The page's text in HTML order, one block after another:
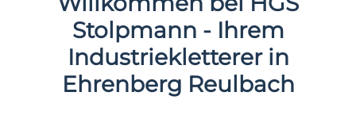
Stolpmann - Ihrem
Industriekletterer in
Ehrenberg Reulbach